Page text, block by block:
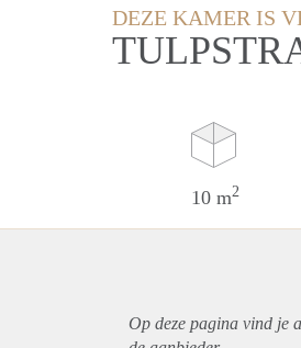
DEZE KAMER IS
10 m2
Op deze pagina vind je